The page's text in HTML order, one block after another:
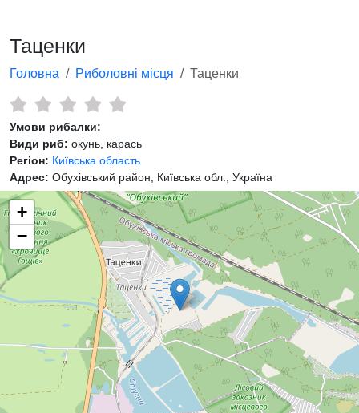
Таценки
Головна Риболовні місця Таценки
Умови рибалки:
Види риб: окунь, карась
Регіон: Київська область
Адрес: Обухівський район, Київська обл., Україна
+
−